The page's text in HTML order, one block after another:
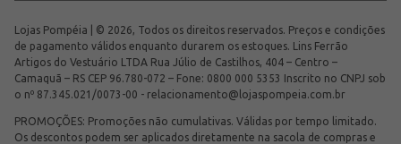
Lojas Pompéia | © 2026, Todos os direitos reservados. Preços e condições
de pagamento válidos enquanto durarem os estoques. Lins Ferrão
Artigos do Vestuário LTDA Rua Júlio de Castilhos, 404 – Centro –
Camaquã – RS CEP 96.780-072 – Fone: 0800 000 5353 Inscrito no CNPJ sob
o nº 87.345.021/0073-00 - relacionamento@lojaspompeia.com.br
PROMOÇÕES: Promoções não cumulativas. Válidas por tempo limitado.
Os descontos podem ser aplicados diretamente na sacola de compras e